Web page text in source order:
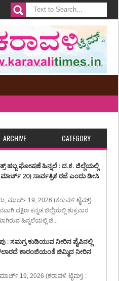
ARCHIVE CATEGORY
ಹಬ್ಬ ಘೋಷಣೆ ಹಿನ್ನಲೆ : ದ.ಕ. ಜಿಲ್ಲೆಯಲ್ಲಿ
(ಮಾರ್ಚ್ 20) ಸಾರ್ವತ್ರಿಕ ರಜೆ ಎಂದು ಡೀಸಿ
ಮಾರ್ಚ್ 19, 2026 (ಕರಾವಳಿ ಟೈಮ್ಸ್) :
ದಕ್ಷಿಣ ಕನ್ನಡ ಜಿಲ್ಲೆಯಲ್ಲಿ ಶುಕ್ರವಾರ
ಹಿನ್ನಲೆಯಲ್ಲಿ ಜಿ...
: ಸಮಗ್ರ ಕುಡಿಯುವ ನೀರಿನ ಪೈಪಿನಲ್ಲಿ
ಕಾರಂಜಿಯಂತೆ ಚಿಮ್ಮಿದ ನೀರಿನ
ಮಾರ್ಚ್ 19, 2026 (ಕರಾವಳಿ ಟೈಮ್ಸ್) :